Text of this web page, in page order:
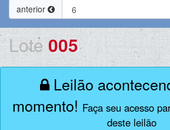
anterior
Lote 005
Leilão
momento! Faça seu acesso
deste leilão